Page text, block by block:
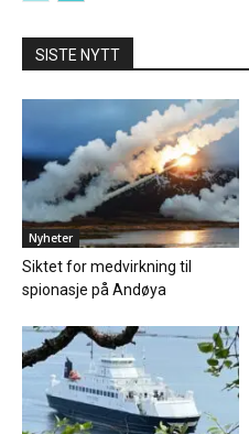
SISTE NYTT
Nyheter
Siktet for medvirkning til
spionasje på Andøya